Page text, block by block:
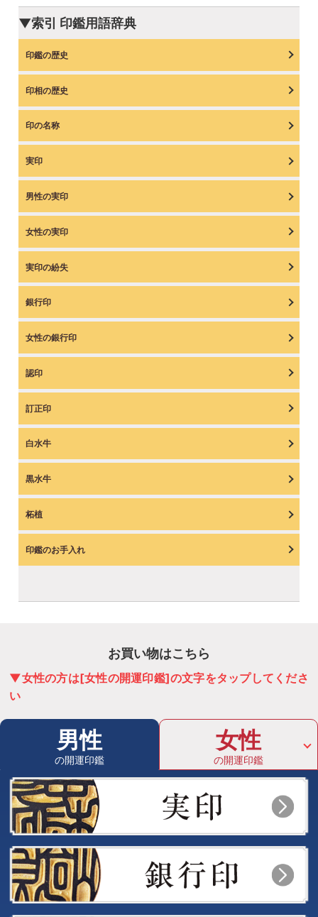
▼索引 印鑑用語辞典
印鑑の歴史
印相の歴史
印の名称
実印
男性の実印
女性の実印
実印の紛失
銀行印
女性の銀行印
認印
訂正印
白水牛
黒水牛
柘植
印鑑のお手入れ
お買い物はこちら
▼女性の方は[女性の開運印鑑]の文字をタップしてくださ
い
男性
の開運印鑑
女性
の開運印鑑